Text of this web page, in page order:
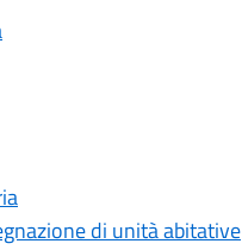
di unità abitative